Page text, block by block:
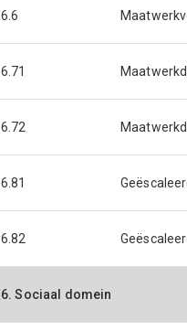
6.6
6.71
6.72
6.81
6.82
6. Sociaal domein